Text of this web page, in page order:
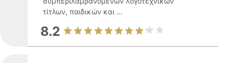
τίτλων, παιδικών και ...
8.2